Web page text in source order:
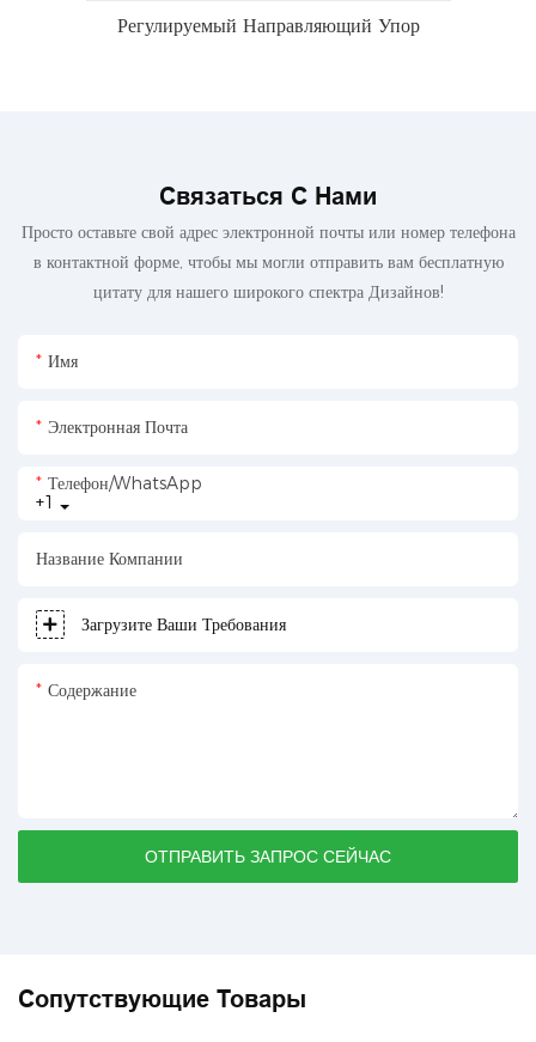
Регулируемый Направляющий Упор
Связаться С Нами
Просто оставьте свой адрес электронной почты или номер телефона
в контактной форме, чтобы мы могли отправить вам бесплатную
цитату для нашего широкого спектра Дизайнов!
Имя
Электронная Почта
+1
Телефон/WhatsApp
Название Компании
Загрузите Ваши Требования
Содержание
ОТПРАВИТЬ ЗАПРОС СЕЙЧАС
Сопутствующие Товары